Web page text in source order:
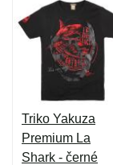
Triko Yakuza
Premium La
Shark - černé